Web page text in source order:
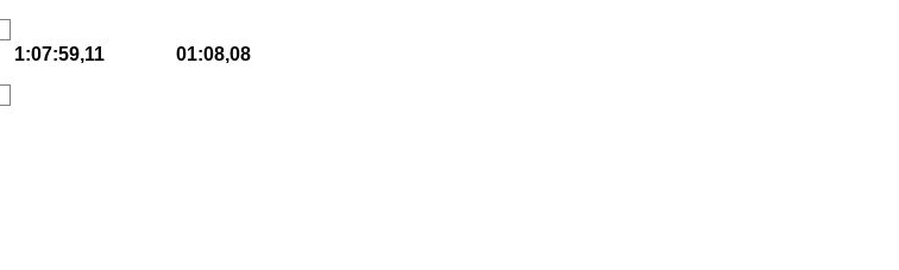
1:07:59,11 01:08,08